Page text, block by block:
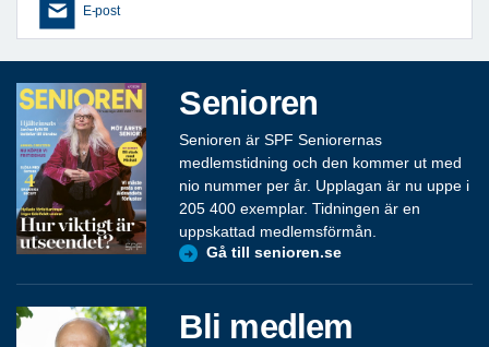
E-post
Senioren
Senioren är SPF Seniorernas
medlemstidning och den kommer ut med
nio nummer per år. Upplagan är nu uppe i
205 400 exemplar. Tidningen är en
uppskattad medlemsförmån.
Gå till senioren.se
Bli medlem